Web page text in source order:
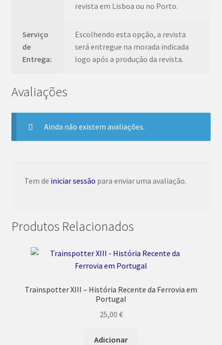
revista em Lisboa ou no Porto.
Serviço
de
Entrega:
Escolhendo esta opção, a revista
será entregue na morada indicada
logo após a produção da revista.
Avaliações
Ainda não existem avaliações.
Tem de iniciar sessão para enviar uma avaliação.
Produtos Relacionados
Trainspotter XIII – História Recente da Ferrovia em
Portugal
25,00 €
Adicionar